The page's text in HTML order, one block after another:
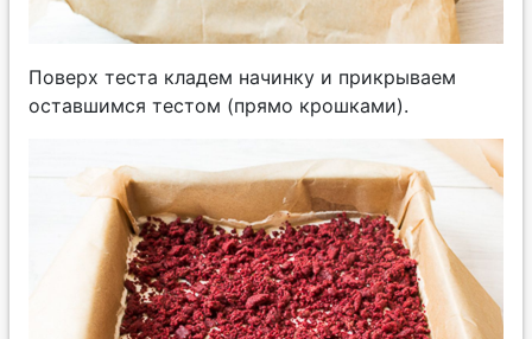
Поверх теста кладем начинку и прикрываем
оставшимся тестом (прямо крошками).